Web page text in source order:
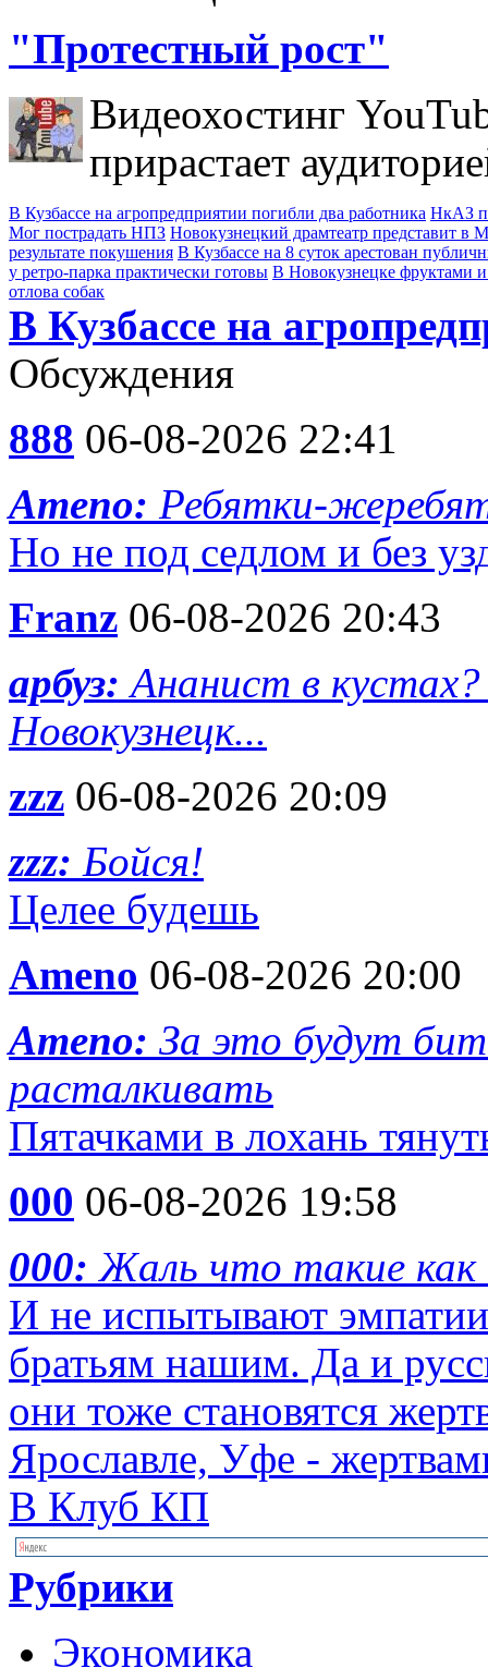
"Протестный рост"
Видеохостинг
прирастает
В Кузбассе на агропредприятии погибли два работника НкАЗ
Мог пострадать НПЗ Новокузнецкий драмтеатр представит в
результате покушения В Кузбассе на 8 суток арестован
у ретро-парка практически готовы В Новокузнецке фруктами
отлова собак
В Кузбассе на
Обсуждения
888 06-08-2026 22:41
Ameno: Ребятки-
Но не под седлом и без
Franz 06-08-2026 20:43
арбуз:Ананист в
Новокузнецк...
zzz 06-08-2026 20:09
zzz: Бойся!
Целее будешь
Ameno 06-08-2026 20:00
Ameno: За это будут
расталкивать
Пятачками в лохань
000 06-08-2026 19:58
000: Жаль что такие
И не испытывают
братьям нашим. Да и
они тоже становятся
Ярославле, Уфе -
В Клуб КП
Рубрики
Экономика